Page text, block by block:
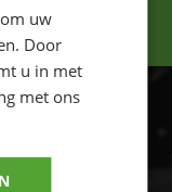
uw
Door
u in met
met ons